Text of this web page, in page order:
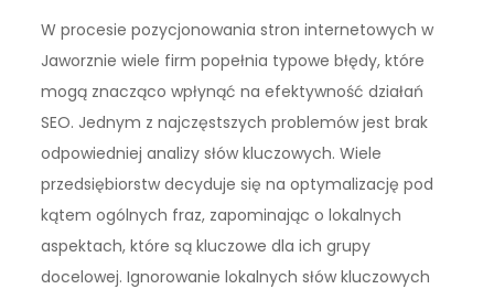
W procesie pozycjonowania stron internetowych w
Jaworznie wiele firm popełnia typowe błędy, które
mogą znacząco wpłynąć na efektywność działań
SEO. Jednym z najczęstszych problemów jest brak
odpowiedniej analizy słów kluczowych. Wiele
przedsiębiorstw decyduje się na optymalizację pod
kątem ogólnych fraz, zapominając o lokalnych
aspektach, które są kluczowe dla ich grupy
docelowej. Ignorowanie lokalnych słów kluczowych